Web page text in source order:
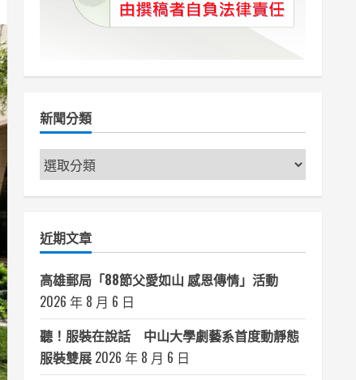
新聞分類
新
聞
分
近期文章
高雄郵局「88節父愛如山 感恩傳情」活動
2026 年 8 月 6 日
聽！服裝在說話 中山大學劇藝系首度動靜態
服裝雙展 2026 年 8 月 6 日